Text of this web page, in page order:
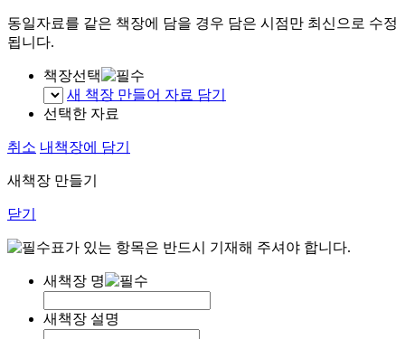
동일자료를 같은 책장에 담을 경우 담은 시점만 최신으로 수정
됩니다.
책장선택
새 책장 만들어 자료 담기
선택한 자료
취소 내책장에 담기
새책장 만들기
닫기
표가 있는 항목은 반드시 기재해 주셔야 합니다.
새책장 명
새책장 설명